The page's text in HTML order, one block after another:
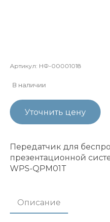
Артикул: НФ-00001018
В наличии
Уточнить цену
Передатчик для
презентационной
WPS-QPM01T
Описание